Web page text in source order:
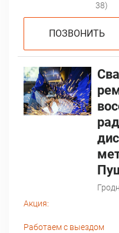
38)
ПОЗВОНИТЬ
Акция:
Работаем с выездом